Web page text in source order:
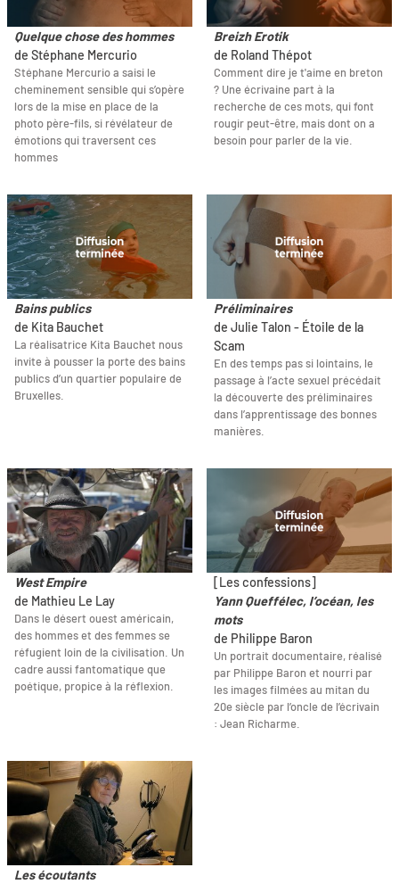
Quelque chose des hommes
de Stéphane Mercurio
Stéphane Mercurio a saisi le
cheminement sensible qui s’opère
lors de la mise en place de la
photo père-fils, si révélateur de
émotions qui traversent ces
hommes
Breizh Erotik
de Roland Thépot
Comment dire je t'aime en breton
? Une écrivaine part à la
recherche de ces mots, qui font
rougir peut-être, mais dont on a
besoin pour parler de la vie.
Bains publics
de Kita Bauchet
La réalisatrice Kita Bauchet nous
invite à pousser la porte des bains
publics d’un quartier populaire de
Bruxelles.
Préliminaires
de Julie Talon - Étoile de la
Scam
En des temps pas si lointains, le
passage à l’acte sexuel précédait
la découverte des préliminaires
dans l’apprentissage des bonnes
manières.
West Empire
de Mathieu Le Lay
Dans le désert ouest américain,
des hommes et des femmes se
réfugient loin de la civilisation. Un
cadre aussi fantomatique que
poétique, propice à la réflexion.
[Les confessions]
Yann Queffélec, l’océan, les
mots
de Philippe Baron
Un portrait documentaire, réalisé
par Philippe Baron et nourri par
les images filmées au mitan du
20e siècle par l’oncle de l’écrivain
: Jean Richarme.
Les écoutants